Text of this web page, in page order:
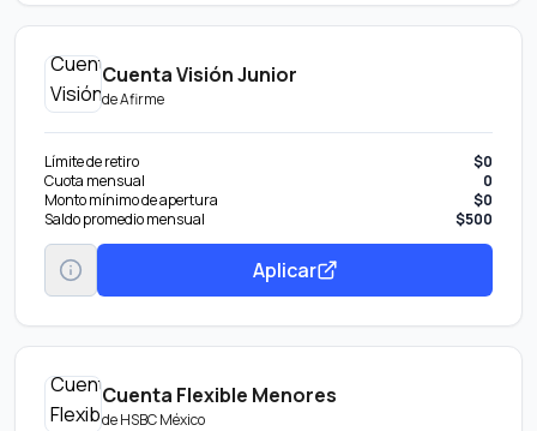
Cuenta Visión Junior
deAfirme
Límite de retiro
$0
Cuota mensual
0
Monto mínimo de apertura
$0
Saldo promedio mensual
$500
Aplicar
Cuenta Flexible Menores
deHSBC México